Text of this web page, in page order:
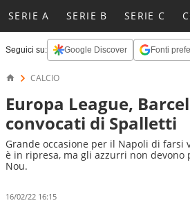
SERIE A SERIE B SERIE C
Seguici su: Google Discover Fonti
CALCIO
Europa League,
convocati di Spalletti
Grande occasione per il Napoli di farsi
è in ripresa, ma gli azzurri non
Nou.
16/02/22 16:15